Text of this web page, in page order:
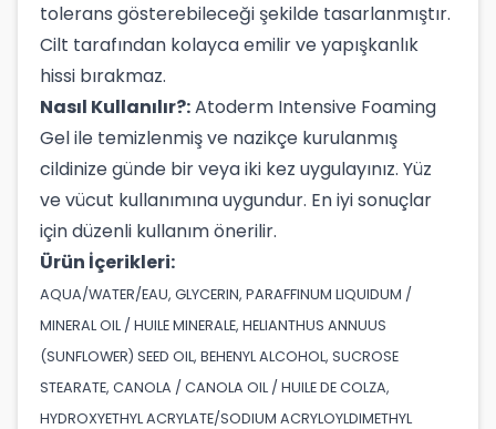
tolerans gösterebileceği şekilde tasarlanmıştır.
Cilt tarafından kolayca emilir ve yapışkanlık
hissi bırakmaz.
Nasıl Kullanılır?:Atoderm Intensive Foaming
Gel ile temizlenmiş ve nazikçe kurulanmış
cildinize günde bir veya iki kez uygulayınız. Yüz
ve vücut kullanımına uygundur. En iyi sonuçlar
için düzenli kullanım önerilir.
Ürün İçerikleri:
AQUA/WATER/EAU, GLYCERIN, PARAFFINUM LIQUIDUM /
MINERAL OIL / HUILE MINERALE, HELIANTHUS ANNUUS
(SUNFLOWER) SEED OIL, BEHENYL ALCOHOL, SUCROSE
STEARATE, CANOLA / CANOLA OIL / HUILE DE COLZA,
HYDROXYETHYL ACRYLATE/SODIUM ACRYLOYLDIMETHYL